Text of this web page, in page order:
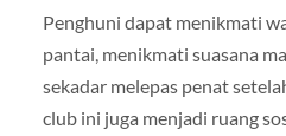
Penghuni dapat menikmati
pantai, menikmati suasana
sekadar melepas penat
club ini juga menjadi ruang